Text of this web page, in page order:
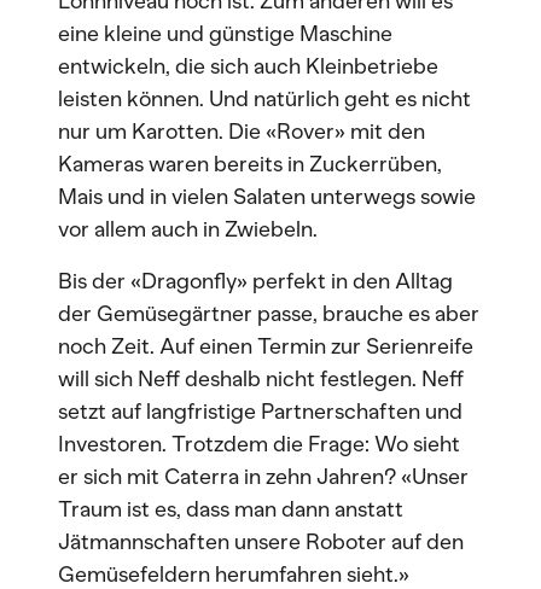
eine kleine und günstige Maschine
entwickeln, die sich auch Kleinbetriebe
leisten können. Und natürlich geht es nicht
nur um Karotten. Die «Rover» mit den
Kameras waren bereits in Zuckerrüben,
Mais und in vielen Salaten unterwegs sowie
vor allem auch in Zwiebeln.
Bis der «Dragonfly» perfekt in den Alltag
der Gemüsegärtner passe, brauche es aber
noch Zeit. Auf einen Termin zur Serienreife
will sich Neff deshalb nicht festlegen. Neff
setzt auf langfristige Partnerschaften und
Investoren. Trotzdem die Frage: Wo sieht
er sich mit Caterra in zehn Jahren? «Unser
Traum ist es, dass man dann anstatt
Jätmannschaften unsere Roboter auf den
Gemüsefeldern herumfahren sieht.»